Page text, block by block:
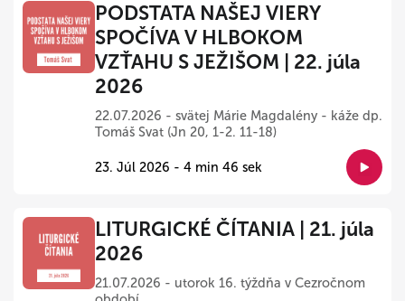
PODSTATA NAŠEJ VIERY
SPOČÍVA V HLBOKOM
VZŤAHU S JEŽIŠOM | 22. júla
2026
22.07.2026 - svätej Márie Magdalény - káže dp.
Tomáš Svat (Jn 20, 1-2. 11-18)
23. Júl 2026 - 4 min 46 sek
LITURGICKÉ ČÍTANIA | 21. júla
2026
21.07.2026 - utorok 16. týždňa v Cezročnom